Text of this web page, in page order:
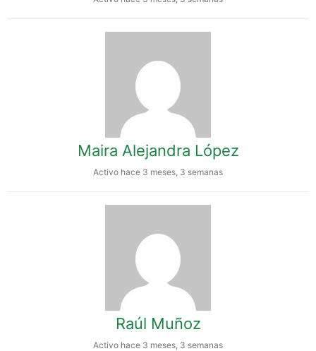
Maira Alejandra López
Activo hace 3 meses, 3 semanas
Raúl Muñoz
Activo hace 3 meses, 3 semanas